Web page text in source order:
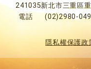
241035新北市三重區
電話
(02)2980-
隱私權保護政